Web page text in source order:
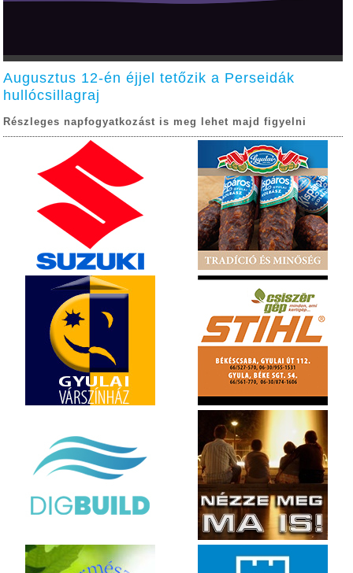
Augusztus 12-én éjjel tetőzik a Perseidák
hullócsillagraj
Részleges napfogyatkozást is meg lehet majd figyelni